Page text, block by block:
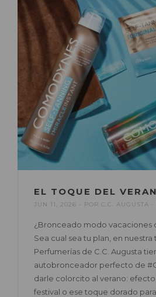
EL TOQUE DEL
JUN 11, 2026 POR C.C. AUGUSTA
¿Bronceado modo vacaciones
Sea cual sea tu plan, en nuestra
Perfumerías de C.C. Augusta
autobronceador perfecto de
darle colorcito al verano:
festival o ese toque dorado